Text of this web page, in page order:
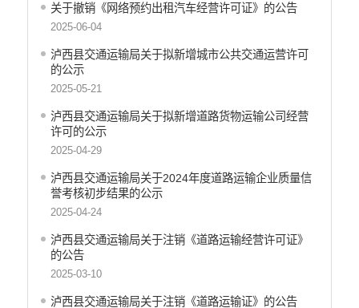
义务教育
医疗卫生
应急预案
公共文化服务
安全生产
涉农补贴
关于撤销《网络预约出租汽车经营许可证》的公告
2025-06-04
泸西县交通运输局关于拟新增城市公共交通运营许可
的公示
2025-05-21
泸西县交通运输局关于拟新增道路货物运输公司经营
许可的公示
2025-04-29
泸西县交通运输局关于2024年度道路运输企业质量信
誉考核初步结果的公示
2025-04-24
泸西县交通运输局关于注销《道路运输经营许可证》
的公告
2025-03-10
泸西县交通运输局关于注销《道路运输证》的公告